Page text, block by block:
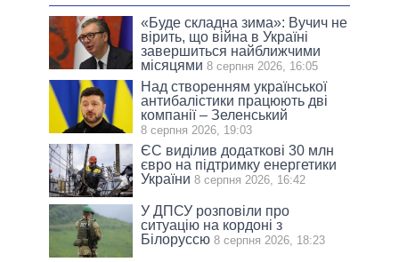
«Буде складна зима»: Вучич не
вірить, що війна в Україні
завершиться найближчими
місяцями 8 серпня 2026, 16:05
Над створенням української
антибалістики працюють дві
компанії – Зеленський
8 серпня 2026, 19:03
ЄС виділив додаткові 30 млн
євро на підтримку енергетики
України 8 серпня 2026, 16:42
У ДПСУ розповіли про
ситуацію на кордоні з
Білоруссю 8 серпня 2026, 18:23